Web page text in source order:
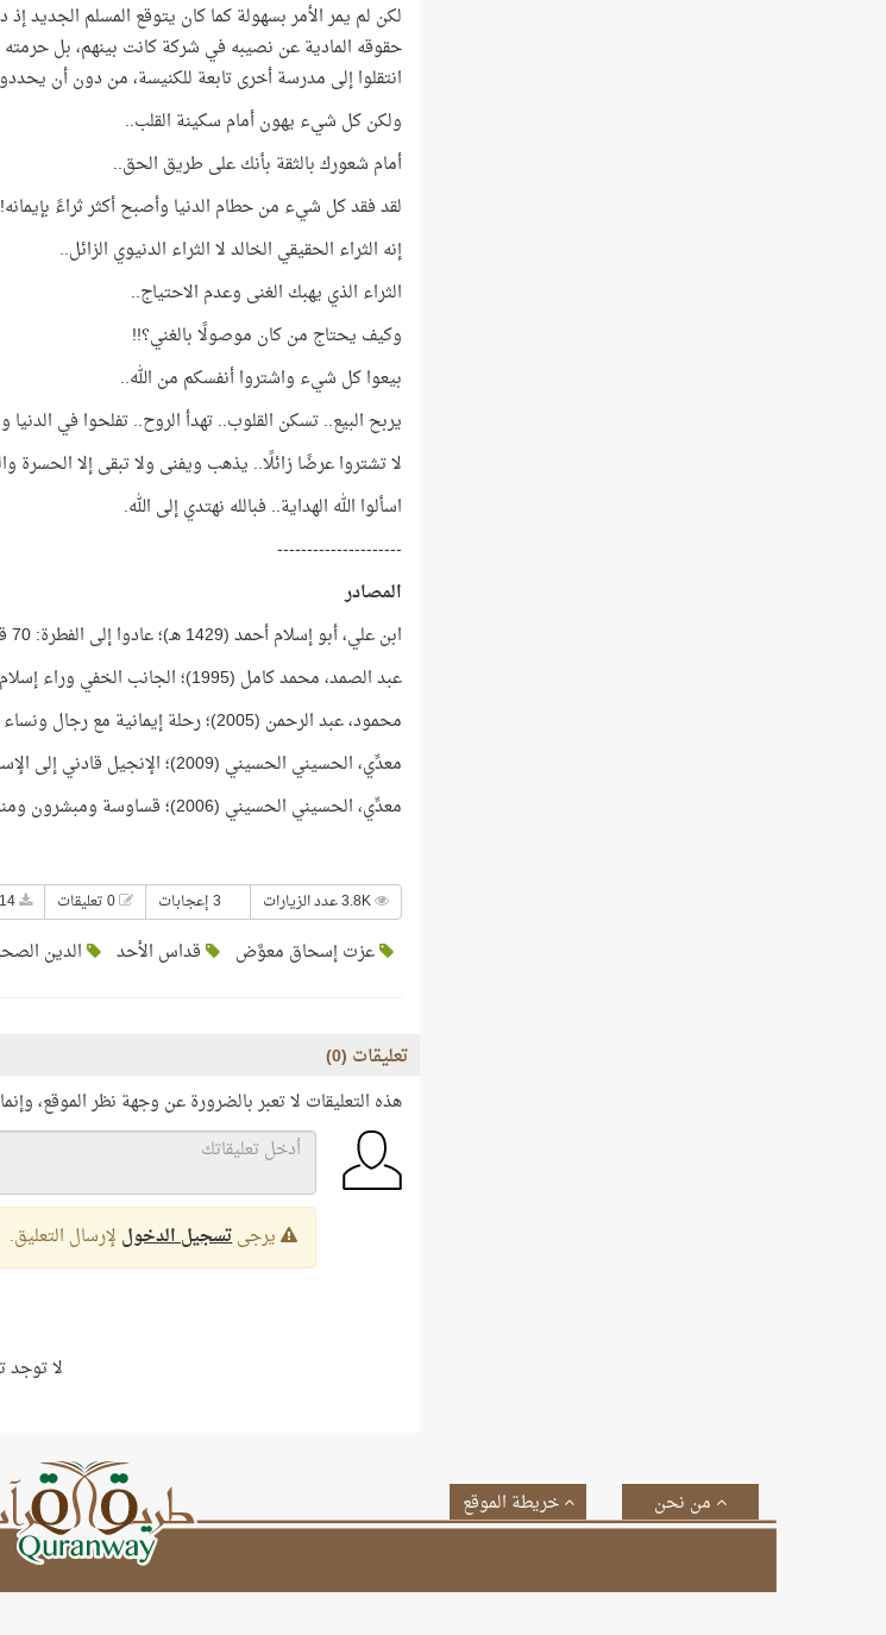
لكن لم يمر الأمر بسهولة كما كان يتوقع المسلم الجديد
حقوقه المادية عن نصيبه في شركة كانت بينهم، بل
انتقلوا إلى مدرسة أخرى تابعة للكنيسة، من دون أن
ولكن كل شيء يهون أمام سكينة القلب..
أمام شعورك بالثقة بأنك على طريق الحق..
لقد فقد كل شيء من حطام الدنيا وأصبح أكثر ثراءً بإيمانه!
إنه الثراء الحقيقي الخالد لا الثراء الدنيوي الزائل..
الثراء الذي يهبك الغنى وعدم الاحتياج..
وكيف يحتاج من كان موصولًا بالغني؟!!
بيعوا كل شيء واشتروا أنفسكم من الله..
يربح البيع.. تسكن القلوب.. تهدأ الروح.. تفلحوا في الدنيا
لا تشتروا عرضًا زائلًا.. يذهب ويفنى ولا تبقى إلا الحسرة
اسألوا الله الهداية.. فبالله نهتدي إلى الله.
---------------------
المصادر
ابن علي، أبو إسلام أحمد (1429 هـ)؛ عادوا إلى الفطرة: 70 قصة حقيقية مؤثرة؛ مكتبة صيد الفوائد:
عبد الصمد، محمد كامل (1995)؛ الجانب الخفي وراء إسلام هؤلاء؛ ثلاثة أجزاء؛ القاهرة: الدار المصرية اللبنانية للنشر.
محمود، عبد الرحمن (2005)؛ رحلة إيمانية مع رجال ونساء أسلموا؛ المكتبة الإسلامية الشاملة.
معدِّي، الحسيني الحسيني (2009)؛ الإنجيل قادني إلى الإسلام؛ حلب: دار الكتاب العربي.
معدِّي، الحسيني الحسيني (2006)؛ قساوسة ومبشرون ومنصرون وأحبار أسلموا؛ دمشق: دار الكتاب العربي.
3 إعجابات
عزت إسحاق معوَّض قداس الأحد الدين
تعليقات (0
)
هذه التعليقات لا تعبر بالضرورة عن وجهة نظر الموقع،
يرجىتسجيل الدخول لإرسال التعليق.
لا
من نحن خريطة الموقع